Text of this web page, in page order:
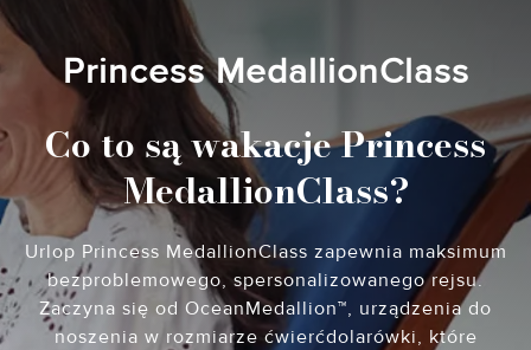
Princess MedallionClass
Co to są wakacje Princess
MedallionClass?
Urlop Princess MedallionClass zapewnia maksimum
bezproblemowego, spersonalizowanego rejsu.
Zaczyna się od OceanMedallion™, urządzenia do
noszenia w rozmiarze ćwierćdolarówki, które